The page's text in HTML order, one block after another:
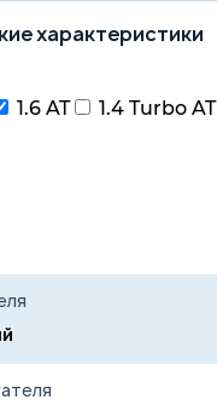
характеристики
1.6 AT 1.4 Turbo AT